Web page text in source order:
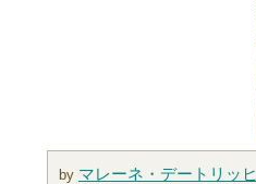
by マレーネ・デートリッヒ